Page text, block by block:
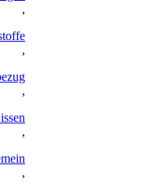
,
,
,
,
,